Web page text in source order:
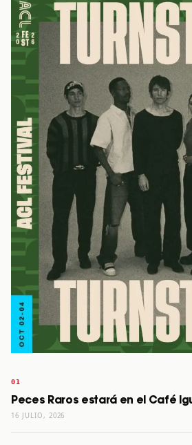
Peces Raros estará en el Café
16 JULIO, 2026